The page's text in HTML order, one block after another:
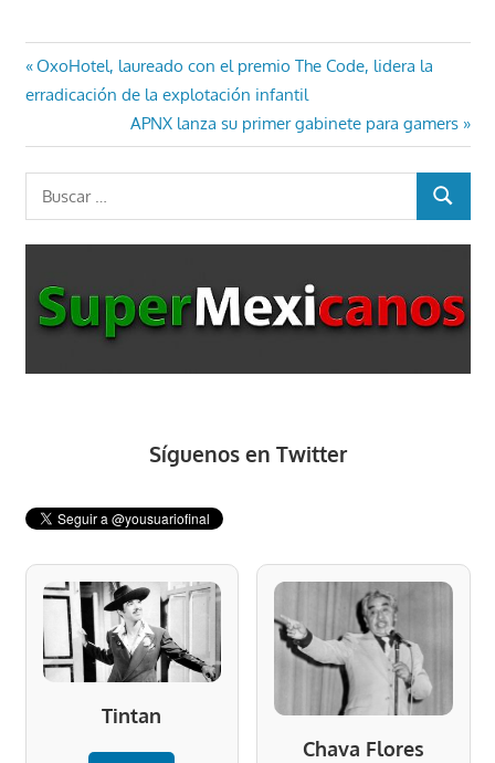
Navegación
entradas
Entrada
anterior:
OxoHotel, laureado con el premio The Code, lidera la
erradicación de la explotación infantil
Entrada
siguiente:
APNX lanza su primer gabinete para gamers
BUSCAR
Síguenos en Twitter
Tintan
Chava Flores